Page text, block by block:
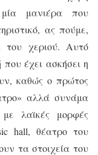
μία μανιέρα που
ας πούμε,
του χεριού. Αυτό
που έχει ασκήσει η
καθώς ο πρώτος
αλλά συνάμα
λαϊκές μορφές
hall, θέατρο του
τα στοιχεία του